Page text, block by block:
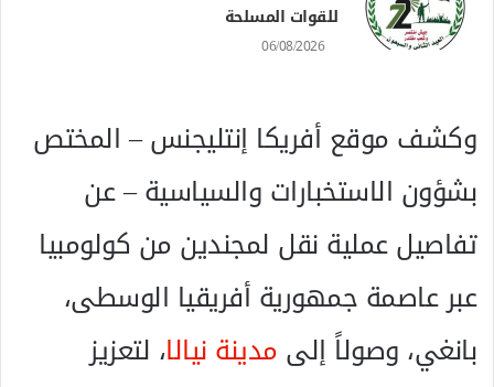
للقوات المسلحة
06/08/2026
وكشف موقع أفريكا إنتليجنس – المختص
بشؤون الاستخبارات والسياسية – عن
تفاصيل عملية نقل لمجندين من كولومبيا
عبر عاصمة جمهورية أفريقيا الوسطى،
بانغي، وصولاً إلىمدينة نيالا، لتعزيز